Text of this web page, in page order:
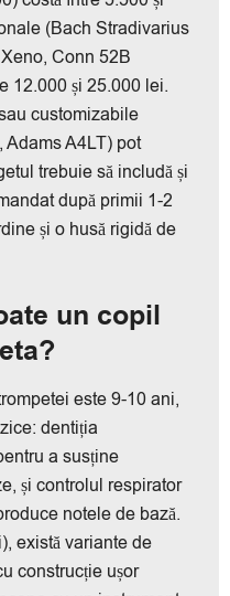
(Bach Stradivarius
Conn 52B
12.000 și 25.000 lei.
customizabile
A4LT) pot
trebuie să includă și
după primii 1-2
și o husă rigidă de
un copil
este 9-10 ani,
dentiția
a susține
și controlul respirator
notele de bază.
există variante de
construcție ușor